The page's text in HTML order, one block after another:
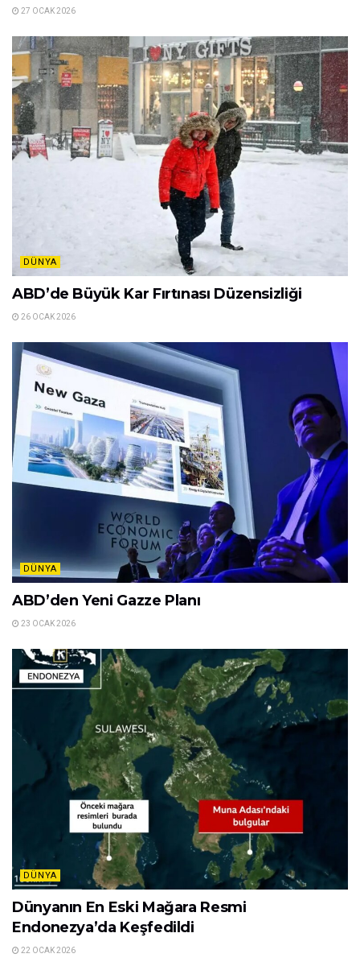
27 OCAK 2026
DÜNYA
ABD’de Büyük Kar Fırtınası Düzensizliği
26 OCAK 2026
DÜNYA
ABD’den Yeni Gazze Planı
23 OCAK 2026
DÜNYA
Dünyanın En Eski Mağara Resmi
Endonezya’da Keşfedildi
22 OCAK 2026